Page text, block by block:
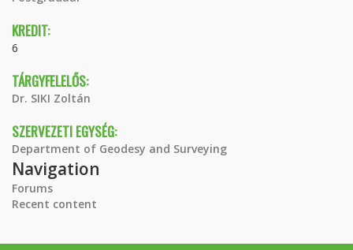
KREDIT:
6
TÁRGYFELELŐS:
Dr. SIKI Zoltán
SZERVEZETI EGYSÉG:
Department of Geodesy and Surveying
Navigation
Forums
Recent content